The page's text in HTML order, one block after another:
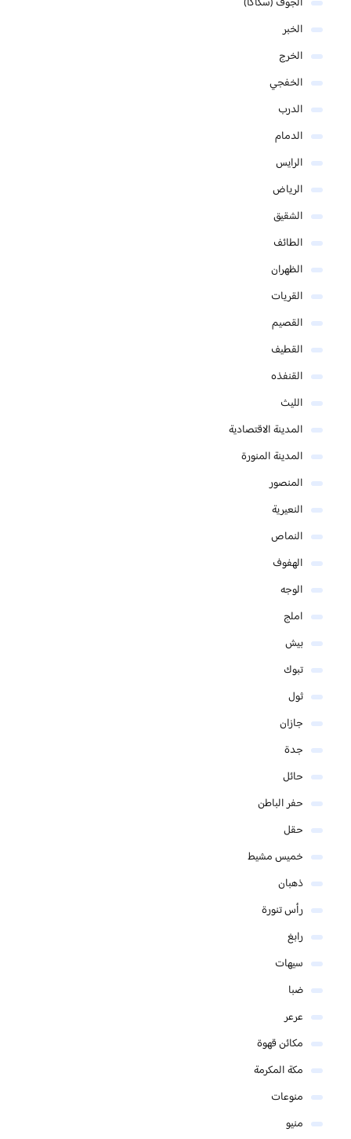
الخبر
الخرج
الخفجي
الدرب
الدمام
الرايس
الرياض
الشقيق
الطائف
الظهران
القريات
القصيم
القطيف
القنفذه
الليث
المدينة الاقتصادية
المدينة المنورة
المنصور
النعيرية
النماص
الهفوف
الوجه
املج
بيش
تبوك
ثول
جازان
جدة
حائل
حفر الباطن
حقل
خميس مشيط
ذهبان
رأس تنورة
رابغ
سيهات
ضبا
عرعر
مكائن قهوة
مكة المكرمة
منوعات
منيو